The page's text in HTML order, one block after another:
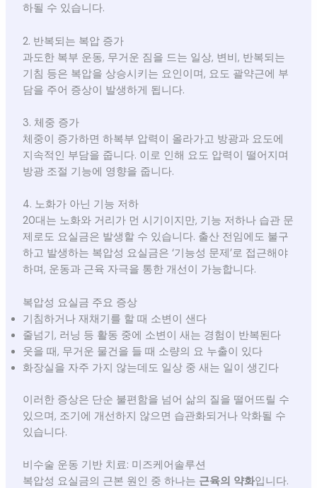
하될 수 있습니다.
2. 반복되는 복압 증가
과도한 복부 운동, 무거운 짐을 드는 일상, 변비, 반복되는
기침 등은 복압을 상승시키는 요인이며, 요도 괄약근에 부
담을 주어 증상이 발생하게 됩니다.
3. 체중 증가
체중이 증가하면 하복부 압력이 올라가고 방광과 요도에
지속적인 부담을 줍니다. 이로 인해 요도 압력이 떨어지며
방광 조절 기능에 영향을 줍니다.
4. 노화가 아닌 기능 저하
20대는 노화와 거리가 먼 시기이지만, 기능 저하나 습관 문
제로도 요실금은 발생할 수 있습니다. 출산 전임에도 불구
하고 발생하는 복압성 요실금은 ‘기능성 문제’로 접근해야
하며, 운동과 근육 자극을 통한 개선이 가능합니다.
복압성 요실금 주요 증상
기침하거나 재채기를 할 때 소변이 샌다
줄넘기, 러닝 등 활동 중에 소변이 새는 경험이 반복된다
웃을 때, 무거운 물건을 들 때 소량의 요 누출이 있다
화장실을 자주 가지 않는데도 일상 중 새는 일이 생긴다
이러한 증상은 단순 불편함을 넘어 삶의 질을 떨어뜨릴 수
있으며, 조기에 개선하지 않으면 습관화되거나 악화될 수
있습니다.
비수술 운동 기반 치료: 미즈케어솔루션
복압성 요실금의 근본 원인 중 하나는 근육의 약화입니다.